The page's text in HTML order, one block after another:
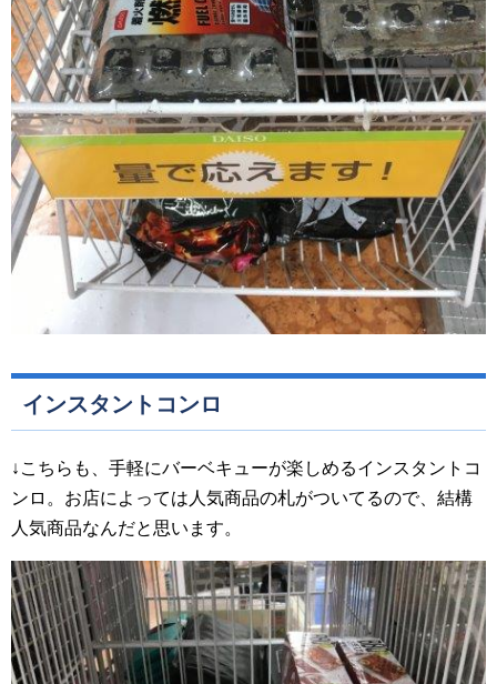
インスタントコンロ
↓こちらも、手軽にバーベキューが楽しめるインスタントコ
ンロ。お店によっては人気商品の札がついてるので、結構
人気商品なんだと思います。